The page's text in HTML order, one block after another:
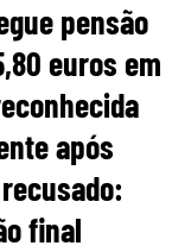
pensão
euros em
após
final